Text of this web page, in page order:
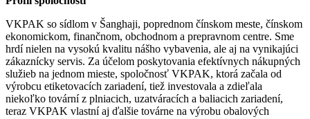
VKPAK so sídlom v Šanghaji, poprednom čínskom meste, čínskom
ekonomickom, finančnom, obchodnom a prepravnom centre. Sme
hrdí nielen na vysokú kvalitu nášho vybavenia, ale aj na vynikajúci
zákaznícky servis. Za účelom poskytovania efektívnych nákupných
služieb na jednom mieste, spoločnosť VKPAK, ktorá začala od
výrobcu etiketovacích zariadení, tiež investovala a zdieľala
niekoľko tovární z plniacich, uzatváracích a baliacich zariadení,
teraz VKPAK vlastní aj ďalšie továrne na výrobu obalových